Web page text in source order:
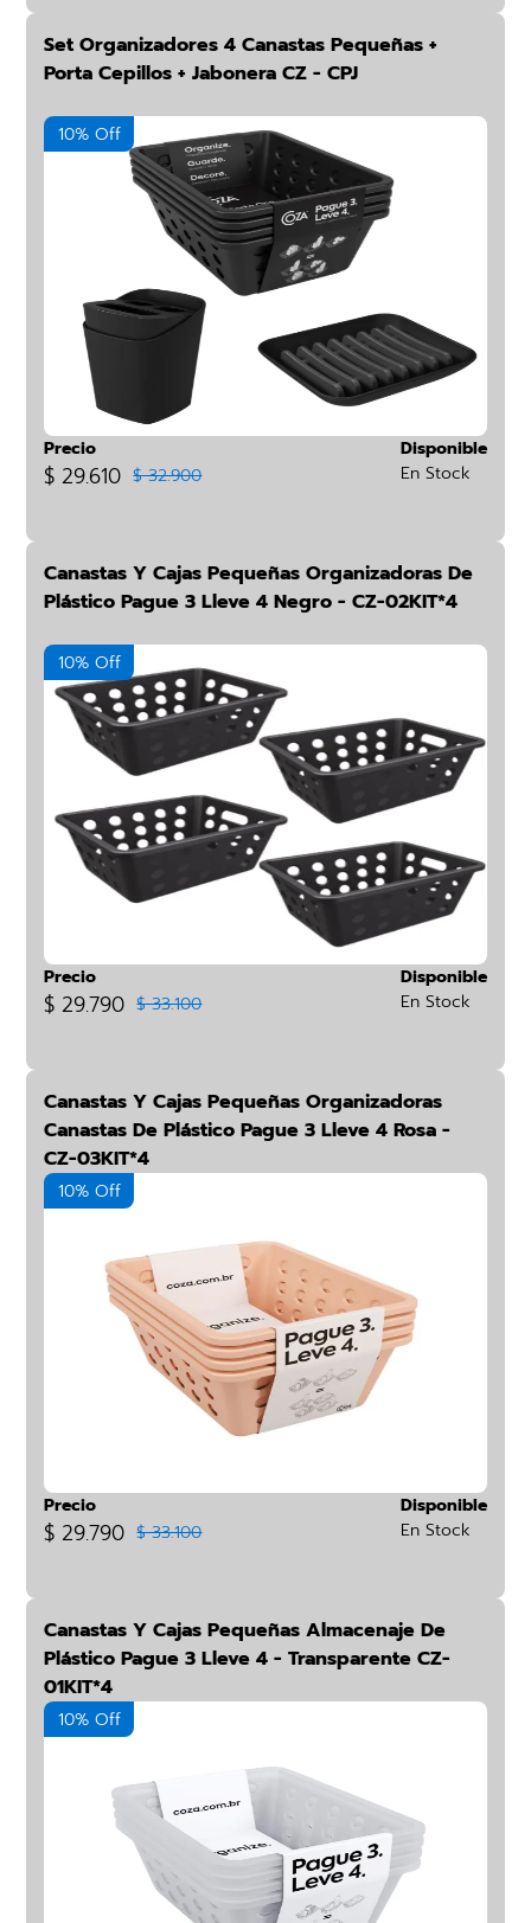
Set Organizadores 4 Canastas Pequeñas +
Porta Cepillos + Jabonera CZ - CPJ
10% Off
Precio
$ 29.610 $ 32.900
Disponible
En Stock
Canastas Y Cajas Pequeñas Organizadoras De
Plástico Pague 3 Lleve 4 Negro - CZ-02KIT*4
10% Off
Precio
$ 29.790 $ 33.100
Disponible
En Stock
Canastas Y Cajas Pequeñas Organizadoras
Canastas De Plástico Pague 3 Lleve 4 Rosa -
CZ-03KIT*4
10% Off
Precio
$ 29.790 $ 33.100
Disponible
En Stock
Canastas Y Cajas Pequeñas Almacenaje De
Plástico Pague 3 Lleve 4 - Transparente CZ-
01KIT*4
10% Off